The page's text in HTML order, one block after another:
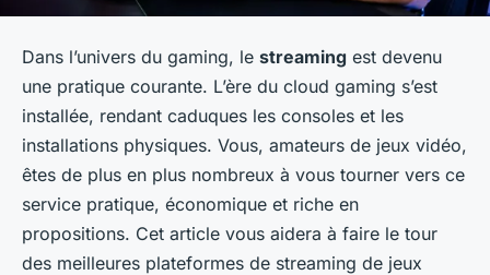
Dans l’univers du gaming, le streaming est devenu
une pratique courante. L’ère du cloud gaming s’est
installée, rendant caduques les consoles et les
installations physiques. Vous, amateurs de jeux vidéo,
êtes de plus en plus nombreux à vous tourner vers ce
service pratique, économique et riche en
propositions. Cet article vous aidera à faire le tour
des meilleures plateformes de streaming de jeux